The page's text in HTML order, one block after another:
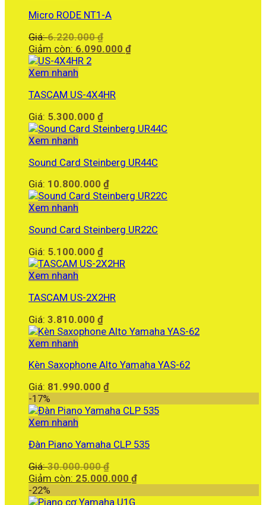
Micro RODE NT1-A
Giá:6.220.000₫
gốc
Giảm còn: 6.090.000 ₫Giá
Xem nhanh
TASCAM US-4X4HR
Giá: 5.300.000 ₫
Xem nhanh
Sound Card Steinberg UR44C
Giá: 10.800.000 ₫
Xem nhanh
Sound Card Steinberg UR22C
Giá: 5.100.000 ₫
Xem nhanh
TASCAM US-2X2HR
Giá: 3.810.000 ₫
Xem nhanh
Kèn Saxophone Alto Yamaha YAS-62
Giá: 81.990.000 ₫
-17%
Xem nhanh
Đàn Piano Yamaha CLP 535
Giá:30.000.000₫
gốc
30.000.000 ₫.
Giảm còn: 25.000.000 ₫Giá
-22%